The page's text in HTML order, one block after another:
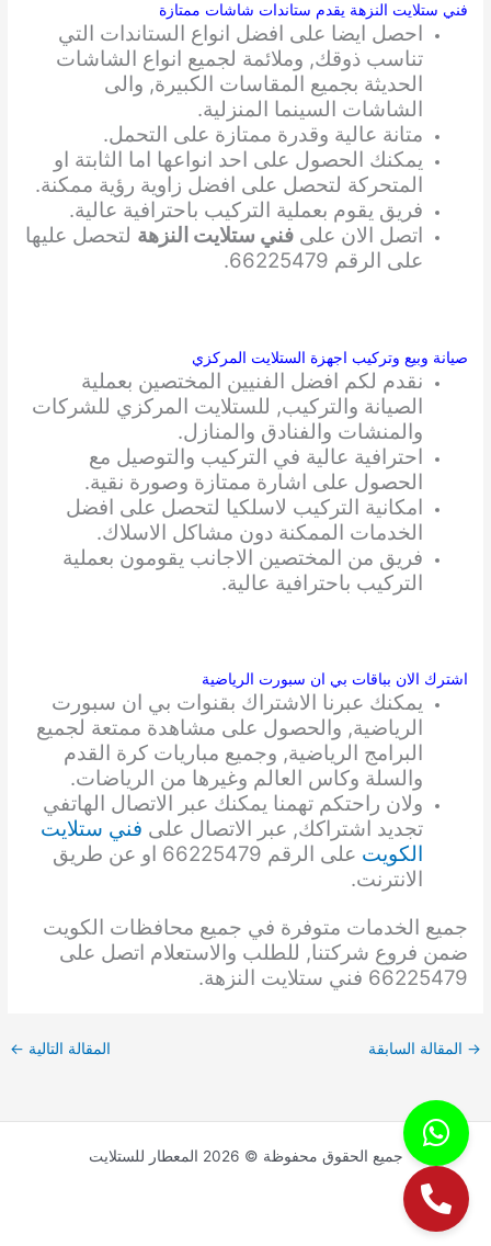
فني ستلايت النزهة يقدم ستاندات شاشات ممتازة
احصل ايضا على افضل انواع الستاندات التي
تناسب ذوقك, وملائمة لجميع انواع الشاشات
الحديثة بجميع المقاسات الكبيرة, والى
الشاشات السينما المنزلية.
متانة عالية وقدرة ممتازة على التحمل.
يمكنك الحصول على احد انواعها اما الثابتة او
المتحركة لتحصل على افضل زاوية رؤية ممكنة.
فريق يقوم بعملية التركيب باحترافية عالية.
اتصل الان علىفني ستلايت النزهة لتحصل عليها
على الرقم 66225479.
صيانة وبيع وتركيب اجهزة الستلايت المركزي
نقدم لكم افضل الفنيين المختصين بعملية
الصيانة والتركيب, للستلايت المركزي للشركات
والمنشات والفنادق والمنازل.
احترافية عالية في التركيب والتوصيل مع
الحصول على اشارة ممتازة وصورة نقية.
امكانية التركيب لاسلكيا لتحصل على افضل
الخدمات الممكنة دون مشاكل الاسلاك.
فريق من المختصين الاجانب يقومون بعملية
التركيب باحترافية عالية.
اشترك الان بباقات بي ان سبورت الرياضية
يمكنك عبرنا الاشتراك بقنوات بي ان سبورت
الرياضية, والحصول على مشاهدة ممتعة لجميع
البرامج الرياضية, وجميع مباريات كرة القدم
والسلة وكاس العالم وغيرها من الرياضات.
ولان راحتكم تهمنا يمكنك عبر الاتصال الهاتفي
تجديد اشتراكك, عبر الاتصال على فني ستلايت
الكويت
على الرقم 66225479 او عن طريق
الانترنت.
جميع الخدمات متوفرة في جميع محافظات الكويت
ضمن فروع شركتنا, للطلب والاستعلام اتصل على
66225479 فني ستلايت النزهة.
→ المقالة السابقة المقالة التالية ←
جميع الحقوق محفوظة © 2026 المعطار للستلايت